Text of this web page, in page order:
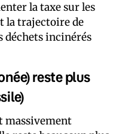
la taxe sur les
la trajectoire de
déchets incinérés
reste plus
massivement